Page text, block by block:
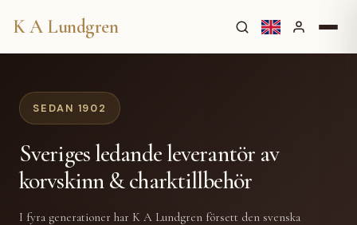
K A Lundgren
SEDAN 1902
Sveriges ledande leverantör av
korvskinn & charktillbehör
I fyra generationer har K A Lundgren försett den svenska